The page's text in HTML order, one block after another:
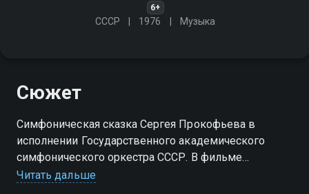
6+
СССР 1976 Музыка
Сюжет
Симфоническая сказка Сергея Прокофьева в
исполнении Государственного академического
симфонического оркестра СССР. В фильме
использованы рисунки учащихся московских школ
Читать дальше